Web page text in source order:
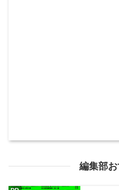
編集部